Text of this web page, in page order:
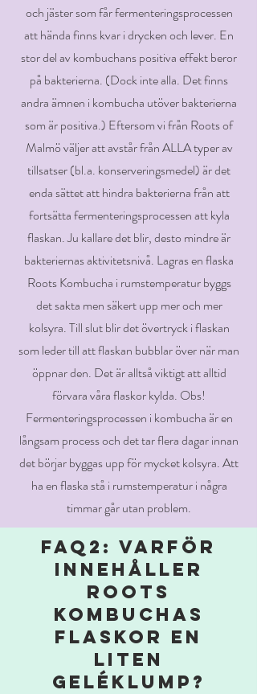
och jäster som får fermenteringsprocessen
att hända finns kvar i drycken och lever. En
stor del av kombuchans positiva effekt beror
på bakterierna. (Dock inte alla. Det finns
andra ämnen i kombucha utöver bakterierna
som är positiva.) Eftersom vi från Roots of
Malmö väljer att avstår från ALLA typer av
tillsatser (bl.a. konserveringsmedel) är det
enda sättet att hindra bakterierna från att
fortsätta fermenteringsprocessen att kyla
flaskan. Ju kallare det blir, desto mindre är
bakteriernas aktivitetsnivå. Lagras en flaska
Roots Kombucha i rumstemperatur byggs
det sakta men säkert upp mer och mer
kolsyra. Till slut blir det övertryck i flaskan
som leder till att flaskan bubblar över när man
öppnar den. Det är alltså viktigt att alltid
förvara våra flaskor kylda. Obs!
Fermenteringsprocessen i kombucha är en
långsam process och det tar flera dagar innan
det börjar byggas upp för mycket kolsyra. Att
ha en flaska stå i rumstemperatur i några
timmar går utan problem.
FAQ2: VARFÖR
INNEHÅLLER
ROOTS
KOMBUCHAS
FLASKOR EN
LITEN
GELÉKLUMP?